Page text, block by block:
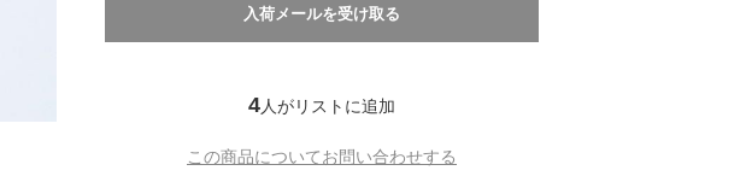
4人がリストに追加
この商品についてお問い合わせする